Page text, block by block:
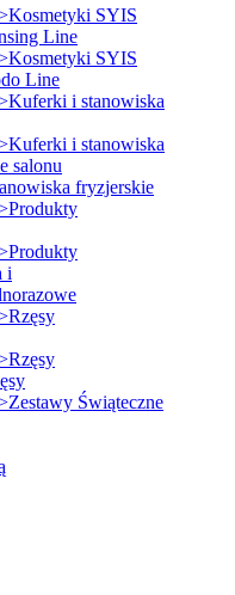
SYIS
Line
SYIS
Line
i stanowiska
i stanowiska
salonu
fryzjerskie
i
Świąteczne